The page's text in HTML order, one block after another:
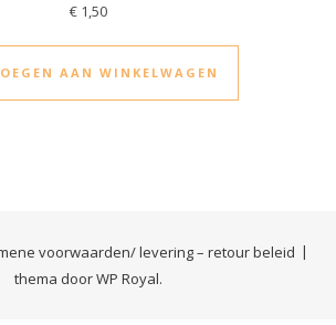
€ 1,50
AAN WINKELWAGEN
voorwaarden/ levering – retour beleid
thema doorWP Royal.